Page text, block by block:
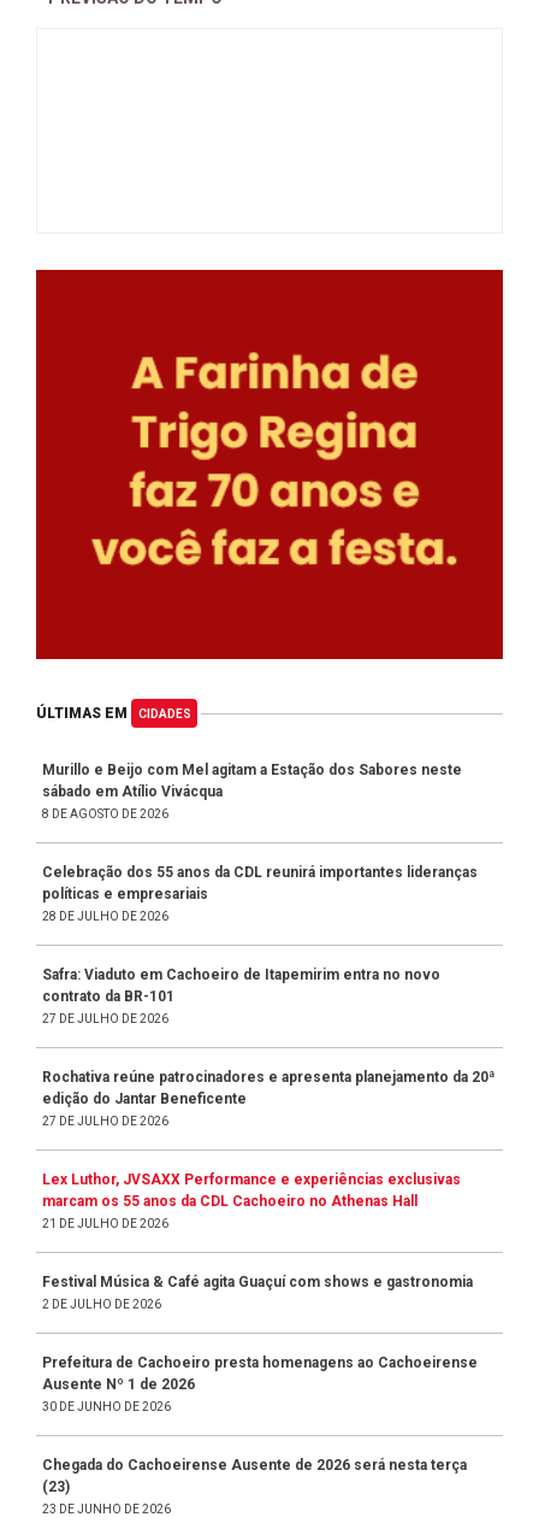
ÚLTIMAS EM CIDADES
Murillo e Beijo com Mel agitam a Estação dos Sabores neste
sábado em Atílio Vivácqua
8 DE AGOSTO DE 2026
Celebração dos 55 anos da CDL reunirá importantes lideranças
políticas e empresariais
28 DE JULHO DE 2026
Safra: Viaduto em Cachoeiro de Itapemirim entra no novo
contrato da BR-101
27 DE JULHO DE 2026
Rochativa reúne patrocinadores e apresenta planejamento da 20ª
edição do Jantar Beneficente
27 DE JULHO DE 2026
Lex Luthor, JVSAXX Performance e experiências exclusivas
marcam os 55 anos da CDL Cachoeiro no Athenas Hall
21 DE JULHO DE 2026
Festival Música & Café agita Guaçuí com shows e gastronomia
2 DE JULHO DE 2026
Prefeitura de Cachoeiro presta homenagens ao Cachoeirense
Ausente Nº 1 de 2026
30 DE JUNHO DE 2026
Chegada do Cachoeirense Ausente de 2026 será nesta terça
(23)
23 DE JUNHO DE 2026